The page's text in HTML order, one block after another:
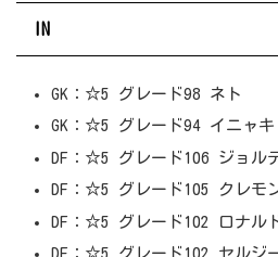
IN
GK：☆5 グレード98 ネト
GK：☆5 グレード94 イニャ
DF：☆5 グレード106 ジョル
DF：☆5 グレード105 クレモ
DF：☆5 グレード102 ロナル
DF：☆5 グレード102 セルジ